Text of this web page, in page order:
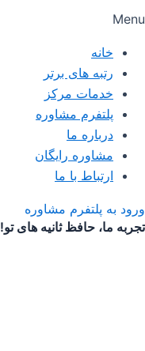
Menu
خانه
رتبه های برتر
خدمات مرکز
پلتفرم مشاوره
درباره ما
مشاوره رایگان
ارتباط با ما
ورود به پلتفرم مشاوره
تجربه ما، حافظ ثانیه های تو!